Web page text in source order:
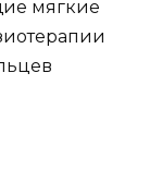
мягкие